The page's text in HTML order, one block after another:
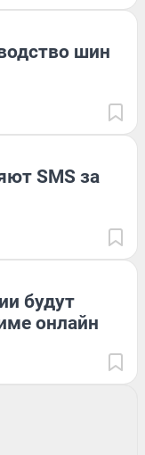
шин
SMS за
будут
онлайн